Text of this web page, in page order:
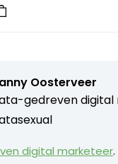
Oosterveer
gedreven
digital marketeer